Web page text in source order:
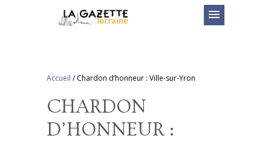
menu
Accueil /Chardon d’honneur : Ville-sur-Yron
CHARDON
D’HONNEUR :